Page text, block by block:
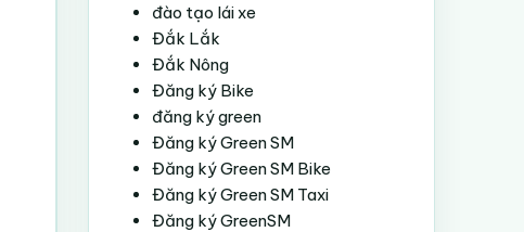
đào tạo lái xe
Đắk Lắk
Đắk Nông
Đăng ký Bike
đăng ký green
Đăng ký Green SM
Đăng ký Green SM Bike
Đăng ký Green SM Taxi
Đăng ký GreenSM